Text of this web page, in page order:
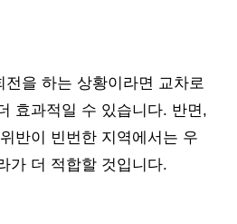
전을 하는 상황이라면 교차로
효과적일 수 있습니다. 반면,
반이 빈번한 지역에서는 우
가 더 적합할 것입니다.